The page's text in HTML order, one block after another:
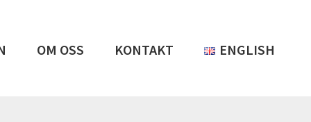
OM OSS KONTAKT ENGLISH